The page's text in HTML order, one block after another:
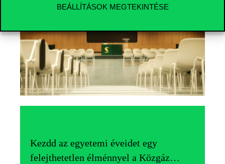
BEÁLLÍTÁSOK MEGTEKINTÉSE
Kezdd az egyetemi éveidet egy
felejthetetlen élménnyel a Közgáz